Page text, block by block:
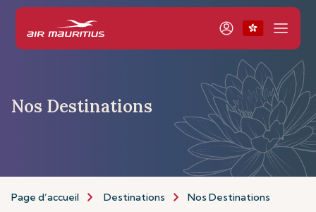
Nos Destinations
Page d’accueil Destinations Nos Destinations